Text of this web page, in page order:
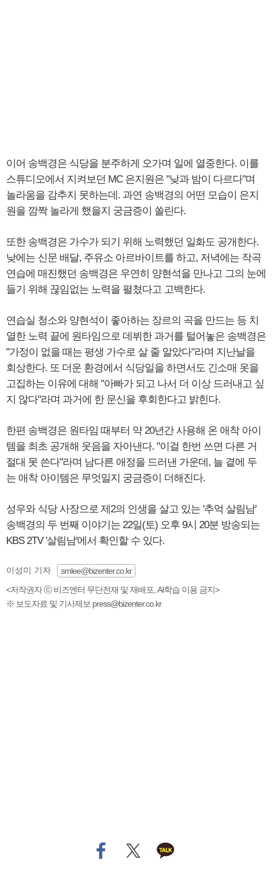
이어 송백경은 식당을 분주하게 오가며 일에 열중한다. 이를
스튜디오에서 지켜보던 MC 은지원은 "낮과 밤이 다르다"며
놀라움을 감추지 못하는데. 과연 송백경의 어떤 모습이 은지
원을 깜짝 놀라게 했을지 궁금증이 쏠린다.
또한 송백경은 가수가 되기 위해 노력했던 일화도 공개한다.
낮에는 신문 배달, 주유소 아르바이트를 하고, 저녁에는 작곡
연습에 매진했던 송백경은 우연히 양현석을 만나고 그의 눈에
들기 위해 끊임없는 노력을 펼쳤다고 고백한다.
연습실 청소와 양현석이 좋아하는 장르의 곡을 만드는 등 치
열한 노력 끝에 원타임으로 데뷔한 과거를 털어놓은 송백경은
"가정이 없을 때는 평생 가수로 살 줄 알았다"라며 지난날을
회상한다. 또 더운 환경에서 식당일을 하면서도 긴소매 옷을
고집하는 이유에 대해 "아빠가 되고 나서 더 이상 드러내고 싶
지 않다"라며 과거에 한 문신을 후회한다고 밝힌다.
한편 송백경은 원타임 때부터 약 20년간 사용해 온 애착 아이
템을 최초 공개해 웃음을 자아낸다. "이걸 한번 쓰면 다른 거
절대 못 쓴다"라며 남다른 애정을 드러낸 가운데, 늘 곁에 두
는 애착 아이템은 무엇일지 궁금증이 더해진다.
성우와 식당 사장으로 제2의 인생을 살고 있는 '추억 살림남'
송백경의 두 번째 이야기는 22일(토) 오후 9시 20분 방송되는
KBS 2TV '살림남'에서 확인할 수 있다.
이성미 기자
smlee@bizenter.co.kr
<저작권자 ⓒ 비즈엔터 무단전재 및 재배포, AI학습 이용 금지>
※ 보도자료 및 기사제보 press@bizenter.co.kr